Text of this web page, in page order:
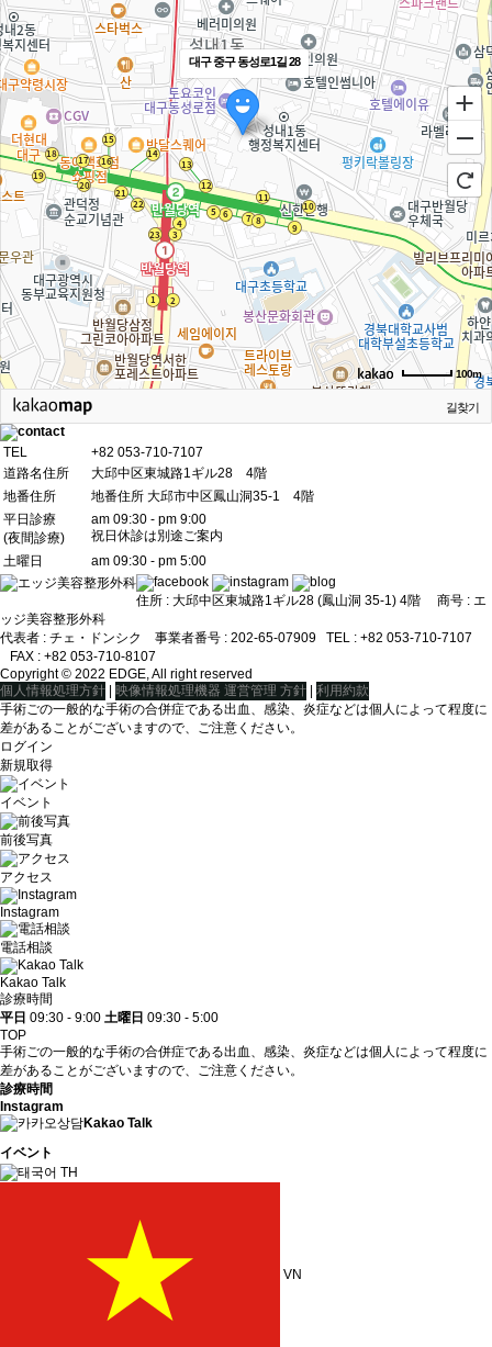
대구 중구 동성로1길 28
100m
길찾기
TEL
+82 053-710-7107
道路名住所
大邱中区東城路1ギル28 4階
地番住所
地番住所 大邱市中区鳳山洞35-1 4階
平日診療
(夜間診療)
am 09:30 - pm 9:00
祝日休診は別途ご案内
土曜日
am 09:30 - pm 5:00
住所 : 大邱中区東城路1ギル28 (鳳山洞 35-1) 4階 商号 : エ
ッジ美容整形外科
代表者 : チェ・ドンシクㅤ ㅤ 事業者番号 : 202-65-07909ㅤ TEL : +82 053-710-7107
ㅤ FAX : +82 053-710-8107
Copyright © 2022 EDGE, All right reserved
個人情報処理方針
映像情報処理機器 運営管理 方針
利用約款
手術ごの一般的な手術の合併症である出血、感染、炎症などは個人によって程度に
差があることがございますので、ご注意ください。
ログイン
新規取得
イベント
前後写真
アクセス
Instagram
電話相談
Kakao Talk
診療時間
平日 09:30 - 9:00 土曜日 09:30 - 5:00
TOP
手術ごの一般的な手術の合併症である出血、感染、炎症などは個人によって程度に
差があることがございますので、ご注意ください。
診療時間
Instagram
Kakao Talk
イベント
TH
VN